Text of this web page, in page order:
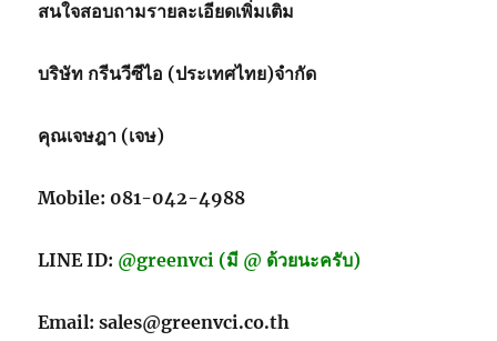
สนใจสอบถามรายละเอียดเพิ่มเติม
บริษัท กรีนวีซีไอ (ประเทศไทย)จำกัด
คุณเจษฎา (เจษ)
Mobile: 081-042-4988
LINE ID: @greenvci (มี @ ด้วยนะครับ)
Email: sales@greenvci.co.th